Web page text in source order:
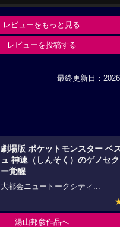
レビューをもっと見る
レビューを投稿する
最終更新日：
劇場版 ポケットモンスター ベ
ュ 神速（しんそく）のゲノセ
ー覚醒
大都会ニュートークシティ...
湯山邦彦作品へ